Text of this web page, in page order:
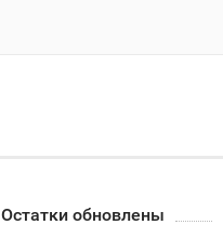
Остатки обновлены